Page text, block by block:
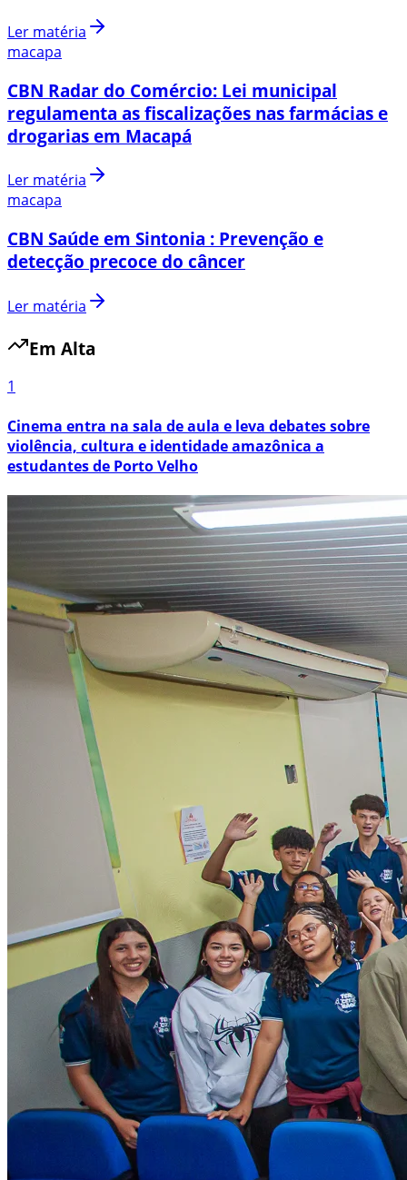
Ler matéria
macapa
CBN Radar do Comércio: Lei municipal
regulamenta as fiscalizações nas farmácias e
drogarias em Macapá
Ler matéria
macapa
CBN Saúde em Sintonia : Prevenção e
detecção precoce do câncer
Ler matéria
Em Alta
1
Cinema entra na sala de aula e leva debates sobre
violência, cultura e identidade amazônica a
estudantes de Porto Velho